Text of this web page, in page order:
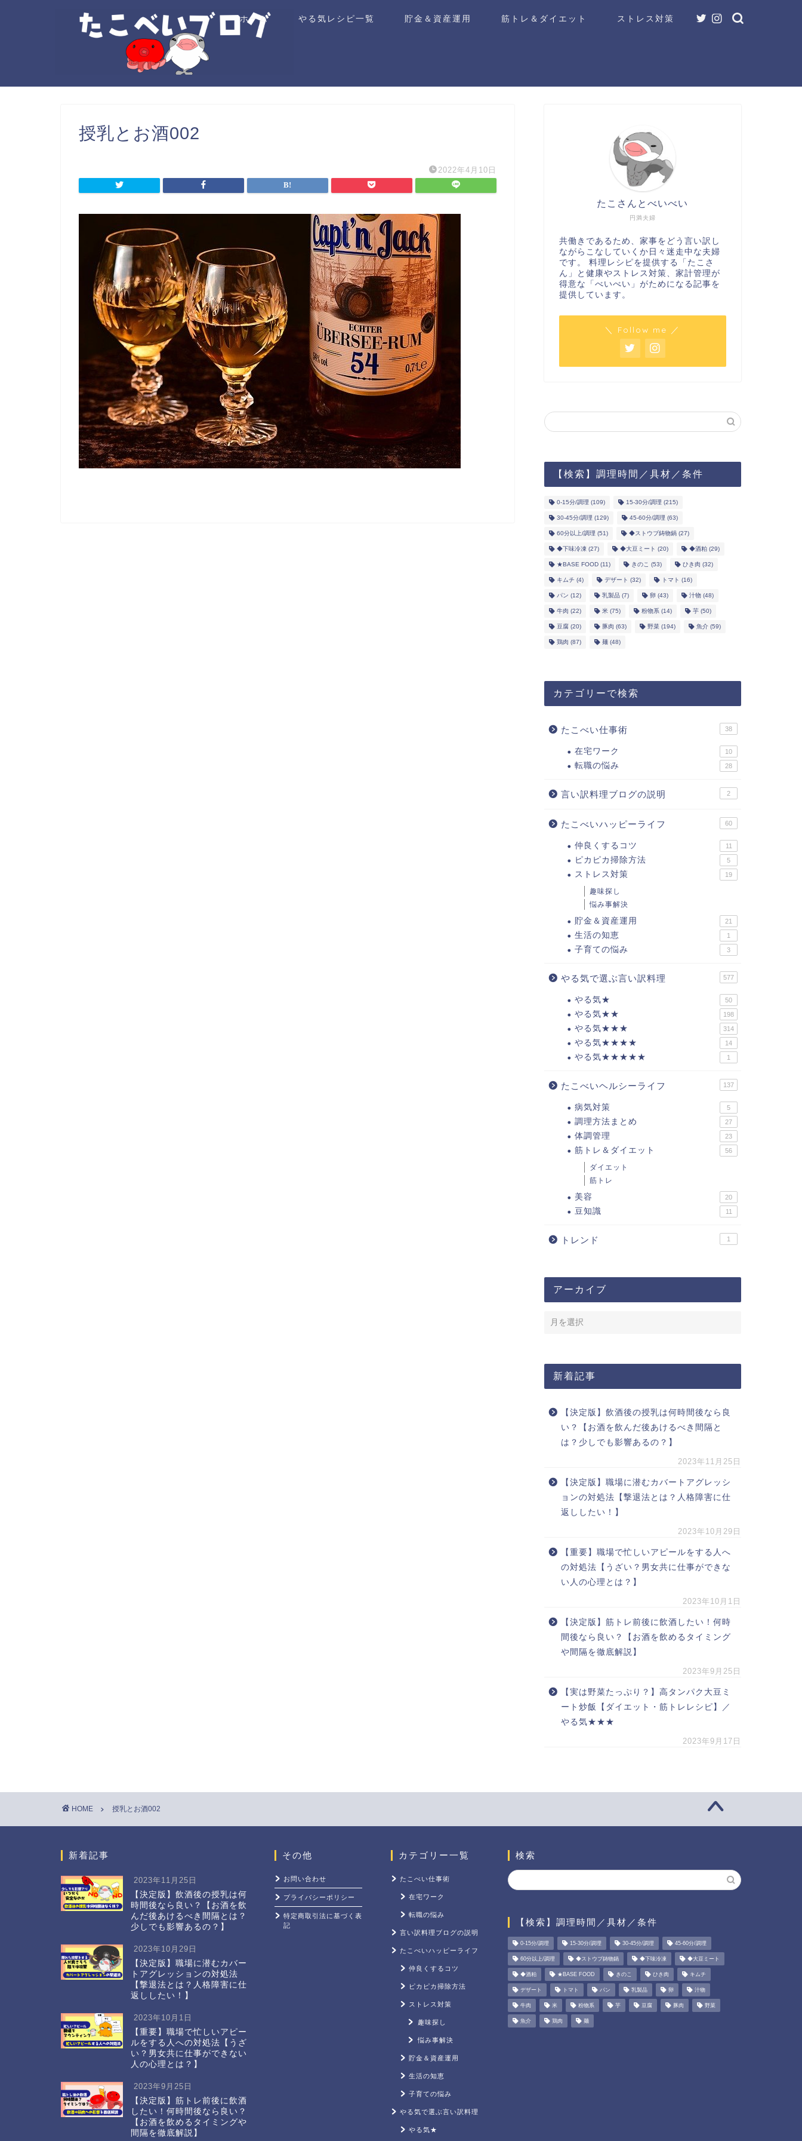
ホーム やる気レシピ一覧 貯金＆資産運用 筋トレ＆ダイエット ストレス対策
授乳とお酒002
2022年4月10日
円満夫婦
たこさんとべいべい
共働きであるため、家事をどう言い訳し
ながらこなしていくか日々迷走中な夫婦
です。 料理レシピを提供する「たこさ
ん」と健康やストレス対策、家計管理が
得意な「べいべい」がためになる記事を
提供しています。
＼ Follow me ／
【検索】調理時間／具材／条件
0-15分/調理 (109) 15-30分/調理 (215)
30-45分/調理 (129) 45-60分/調理 (63)
60分以上/調理 (51) ◆ストウブ鋳物鍋(27)
◆下味冷凍 (27) ◆大豆ミート (20) ◆酒粕(29)
★BASE FOOD(11) きのこ (53) ひき肉 (32)
キムチ (4) デザート (32) トマト (16)
パン (12) 乳製品(7) 卵 (43) 汁物(48)
牛肉 (22) 米(75) 粉物系 (14) 芋(50)
豆腐(20) 豚肉 (63) 野菜(194) 魚介(59)
鶏肉 (87) 麺(48)
カテゴリーで検索
たこべい仕事術 38
在宅ワーク 10
転職の悩み 28
言い訳料理ブログの説明 2
たこべいハッピーライフ 60
仲良くするコツ 11
ピカピカ掃除方法 5
ストレス対策 19
趣味探し
悩み事解決
貯金＆資産運用 21
生活の知恵 1
子育ての悩み 3
やる気で選ぶ言い訳料理 577
やる気★ 50
やる気★★ 198
やる気★★★ 314
やる気★★★★ 14
やる気★★★★★ 1
たこべいヘルシーライフ 137
病気対策 5
調理方法まとめ 27
体調管理 23
筋トレ＆ダイエット 56
ダイエット
筋トレ
美容 20
豆知識 11
トレンド 1
アーカイブ
新着記事
【決定版】飲酒後の授乳は何時間後なら良
い？【お酒を飲んだ後あけるべき間隔と
は？少しでも影響あるの？】
2023年11月25日
【決定版】職場に潜むカバートアグレッシ
ョンの対処法【撃退法とは？人格障害に仕
返ししたい！】
2023年10月29日
【重要】職場で忙しいアピールをする人へ
の対処法【うざい？男女共に仕事ができな
い人の心理とは？】
2023年10月1日
【決定版】筋トレ前後に飲酒したい！何時
間後なら良い？【お酒を飲めるタイミング
や間隔を徹底解説】
2023年9月25日
【実は野菜たっぷり？】高タンパク大豆ミ
ート炒飯【ダイエット・筋トレレシピ】／
やる気★★★
2023年9月17日
HOME 授乳とお酒002
新着記事
2023年11月25日
【決定版】飲酒後の授乳は何
時間後なら良い？【お酒を飲
んだ後あけるべき間隔とは？
少しでも影響あるの？】
2023年10月29日
【決定版】職場に潜むカバー
トアグレッションの対処法
【撃退法とは？人格障害に仕
返ししたい！】
2023年10月1日
【重要】職場で忙しいアピー
ルをする人への対処法【うざ
い？男女共に仕事ができない
人の心理とは？】
2023年9月25日
【決定版】筋トレ前後に飲酒
したい！何時間後なら良い？
【お酒を飲めるタイミングや
間隔を徹底解説】
その他
お問い合わせ
プライバシーポリシー
特定商取引法に基づく表
記
カテゴリー一覧
たこべい仕事術
在宅ワーク
転職の悩み
言い訳料理ブログの説明
たこべいハッピーライフ
仲良くするコツ
ピカピカ掃除方法
ストレス対策
趣味探し
悩み事解決
貯金＆資産運用
生活の知恵
子育ての悩み
やる気で選ぶ言い訳料理
やる気★
検索
【検索】調理時間／具材／条件
0-15分/調理 15-30分/調理 30-45分/調理 45-60分/調理
60分以上/調理 ◆ストウブ鋳物鍋 ◆下味冷凍 ◆大豆ミート
◆酒粕 ★BASE FOOD きのこ ひき肉 キムチ
デザート トマト パン 乳製品 卵 汁物
牛肉 米 粉物系 芋 豆腐 豚肉 野菜
魚介 鶏肉 麺